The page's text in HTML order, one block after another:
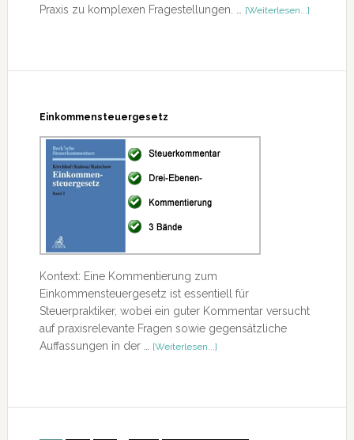
Praxis zu komplexen Fragestellungen. …
[Weiterlesen...]
Einkommensteuergesetz
Kontext: Eine Kommentierung zum
Einkommensteuergesetz ist essentiell für
Steuerpraktiker, wobei ein guter Kommentar versucht
auf praxisrelevante Fragen sowie gegensätzliche
Auffassungen in der …
[Weiterlesen...]ÜberEinkommensteuergesetz